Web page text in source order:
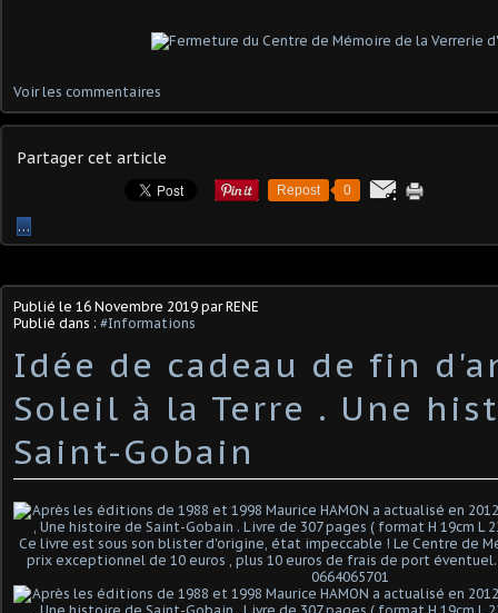
Voir les commentaires
Partager cet article
Repost 0
…
Publié le 16 Novembre 2019 par RENE
Publié dans : #Informations
Idée de cadeau de fin
Soleil à la Terre . Une
Saint-Gobain